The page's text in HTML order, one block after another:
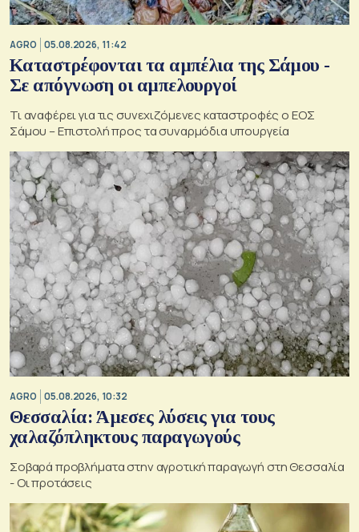
AGRO 05.08.2026, 11:42
Καταστρέφονται τα αμπέλια της Σάμου -
Σε απόγνωση οι αμπελουργοί
Τι αναφέρει για τις συνεχιζόμενες καταστροφές ο ΕΟΣ
Σάμου – Επιστολή προς τα συναρμόδια υπουργεία
AGRO 05.08.2026, 10:32
Θεσσαλία: Άμεσες λύσεις για τους
χαλαζόπληκτους παραγωγούς
Σοβαρά προβλήματα στην αγροτική παραγωγή στη Θεσσαλία
- Οι προτάσεις